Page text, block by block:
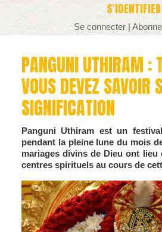
S'IDENTIFIER
Se connecter |
PANGUNI UTHIRAM :
VOUS DEVEZ SAVOIR
SIGNIFICATION
Panguni Uthiram est un
pendant la pleine lune du mois
mariages divins de Dieu ont lieu
centres spirituels au cours de